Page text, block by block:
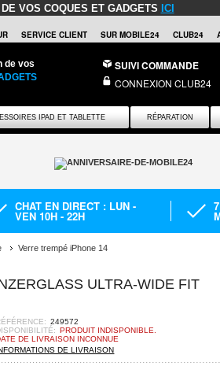
VOS COQUES ET GADGETS ICI
SERVICE CLIENT SUR MOBILE24 CLUB24
de vos
SUIVI COMMANDE
CONNEXION CLUB24
IPAD ET TABLETTE RÉPARATION
CHAT EN DIRECT : LUN -
VEN 10H - 22H
Verre trempé iPhone 14
ULTRA-WIDE FIT
249572
PRODUIT INDISPONIBLE.
DE LIVRAISON INCONNUE
DE LIVRAISON